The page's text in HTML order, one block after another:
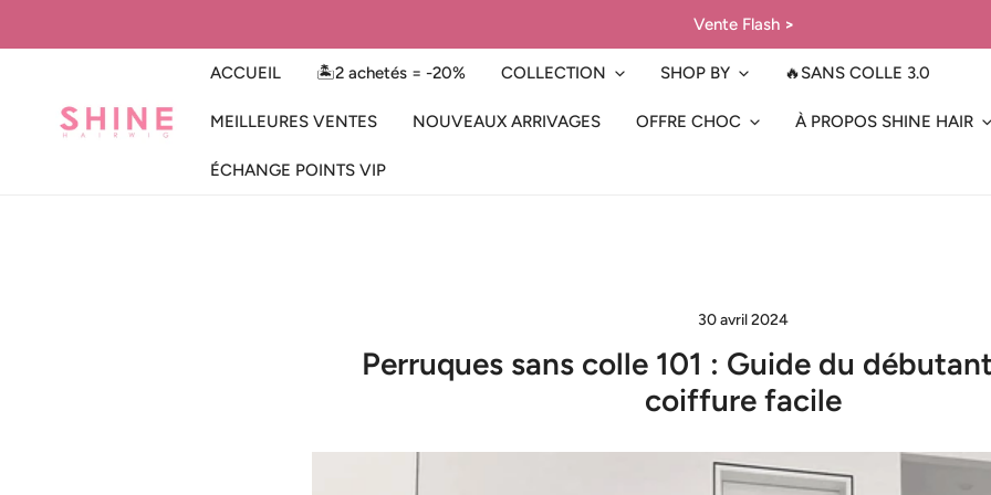
Vente Flash>
ACCUEIL
🏝️2 achetés = -20% COLLECTION SHOP BY 🔥SANS COLLE 3.0
MEILLEURES VENTES NOUVEAUX ARRIVAGES OFFRE CHOC À PROPOS SHINE HAIR
ÉCHANGE POINTS VIP
30 avril 2024
Perruques sans colle 101 : Guide du
coiffure facile